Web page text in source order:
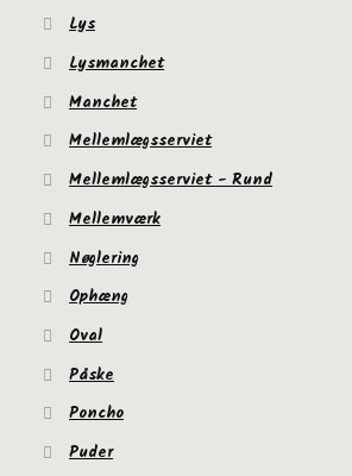
Lys
Lysmanchet
Manchet
Mellemlægsserviet
Mellemlægsserviet - Rund
Mellemværk
Nøglering
Ophæng
Oval
Påske
Poncho
Puder